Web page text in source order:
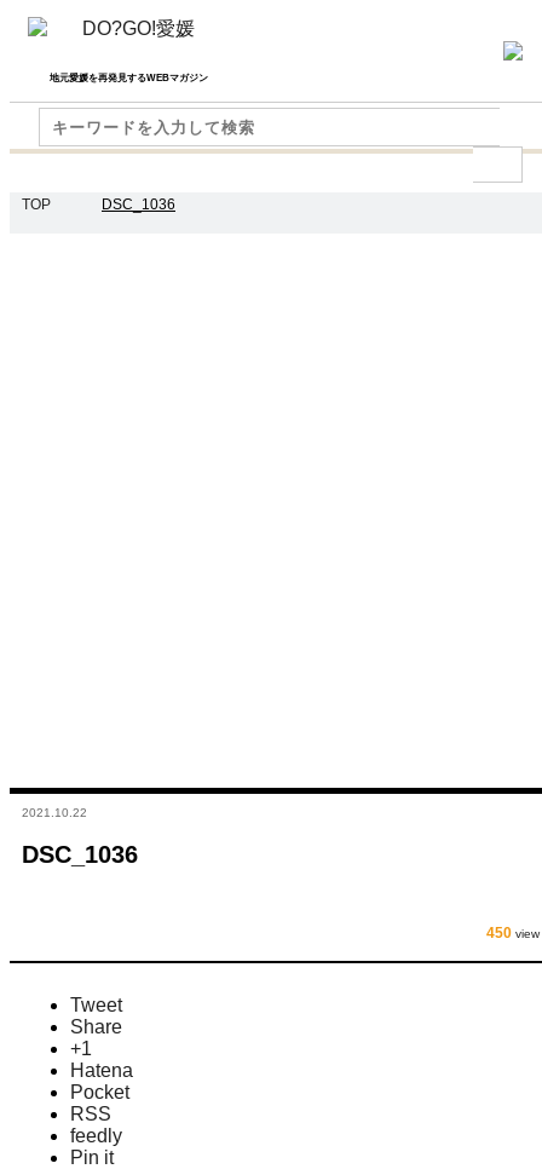
地元愛媛を再発見するWEBマガジン
TOP DSC_1036
2021.10.22
DSC_1036
450 view
Tweet
Share
+1
Hatena
Pocket
RSS
feedly
Pin it